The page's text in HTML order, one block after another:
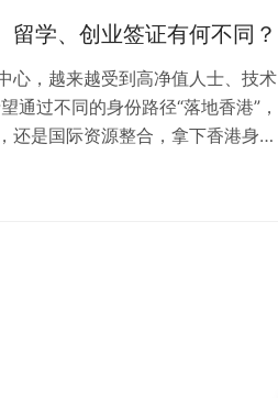
学、创业签证有何不同？
心，越来越受到高净值人士、技术
通过不同的身份路径“落地香港”，
还是国际资源整合，拿下香港身
划、专才计划、创业签证、留学路